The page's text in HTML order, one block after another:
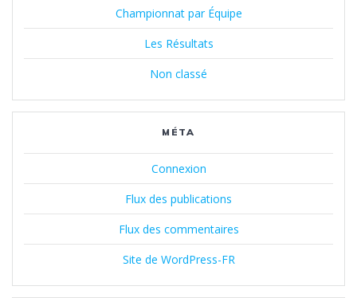
Championnat par Équipe
Les Résultats
Non classé
MÉTA
Connexion
Flux des publications
Flux des commentaires
Site de WordPress-FR